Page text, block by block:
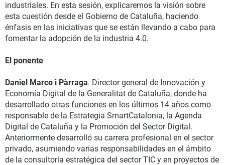
industriales. En esta sesión, explicaremos la visión sobre
esta cuestión desde el Gobierno de Cataluña, haciendo
énfasis en las iniciativas que se están llevando a cabo para
fomentar la adopción de la industria 4.0.
El ponente
Daniel Marco i Pàrraga. Director general de Innovación y
Economía Digital de la Generalitat de Cataluña, donde ha
desarrollado otras funciones en los últimos 14 años como
responsable de la Estrategia SmartCatalonia, la Agenda
Digital de Cataluña y la Promoción del Sector Digital.
Anteriormente desarrolló su carrera profesional en el sector
privado, asumiendo varias responsabilidades en el ámbito
de la consultoría estratégica del sector TIC y en proyectos de